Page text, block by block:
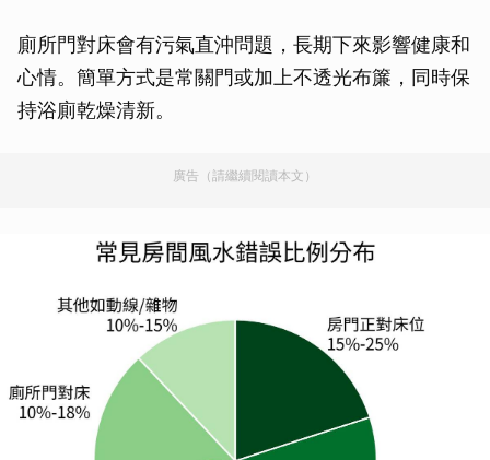
廁所門對床會有污氣直沖問題，長期下來影響健康和
心情。簡單方式是常關門或加上不透光布簾，同時保
持浴廁乾燥清新。
廣告（請繼續閱讀本文）